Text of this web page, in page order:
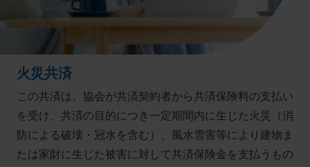
火災共済
この共済は、協会が共済契約者から共済保険料の支払い
を受け、共済の目的につき一定期間内に生じた火災（消
防による破壊・冠水を含む）、風水雪害等により建物ま
たは家財に生じた被害に対して共済保険金を支払うもの